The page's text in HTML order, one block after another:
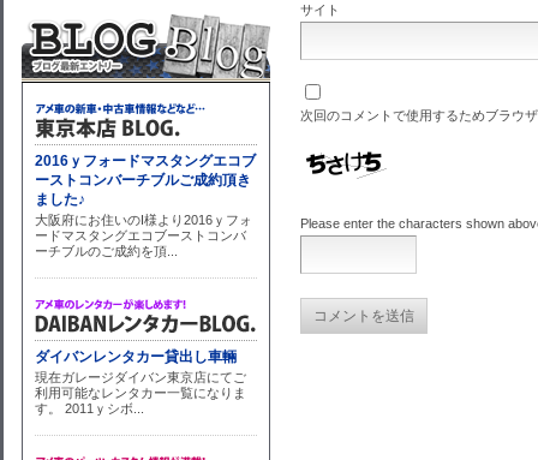
サイト
次回のコメントで使用するためブラウ
Please enter the characters shown